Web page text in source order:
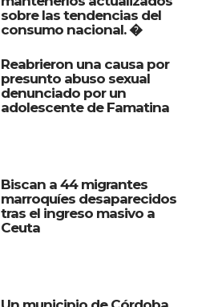
sobre las tendencias del
consumo nacional. �
Reabrieron una causa por
presunto abuso sexual
denunciado por un
adolescente de Famatina
Biscan a 44 migrantes
marroquíes desaparecidos
tras el ingreso masivo a
Ceuta